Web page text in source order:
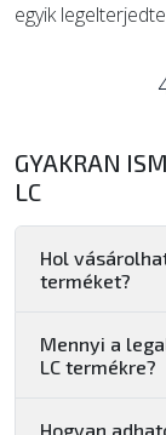
egyik
GYAKRAN
LC
Hol
terméket?
Mennyi a
LC termékre?
Hogyan